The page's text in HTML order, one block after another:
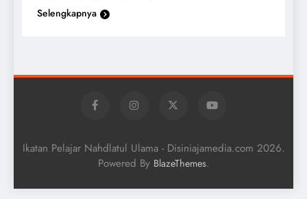
Selengkapnya
Ikatan Pelajar Nahdlatul Ulama - Disiniajamedia.com 2026.
Powered By BlazeThemes.